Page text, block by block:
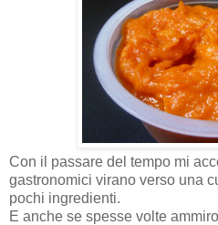
Con il passare del tempo mi
gastronomici virano verso una
pochi ingredienti.
E anche se spesse volte